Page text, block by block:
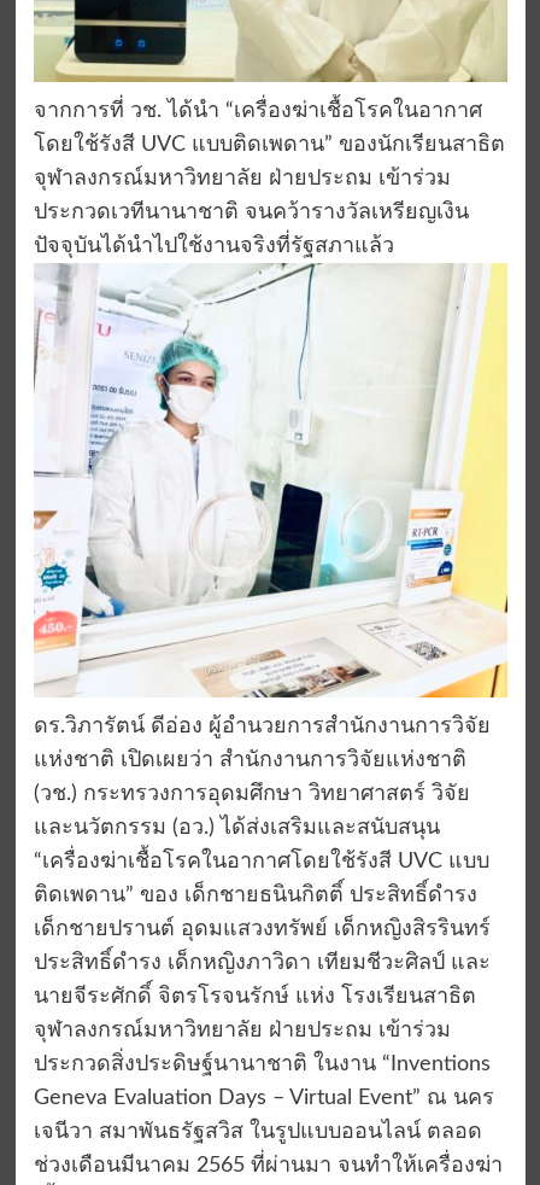
จากการที่ วช. ได้นำ “เครื่องฆ่าเชื้อโรคในอากาศ
โดยใช้รังสี UVC แบบติดเพดาน” ของนักเรียนสาธิต
จุฬาลงกรณ์มหาวิทยาลัย ฝ่ายประถม เข้าร่วม
ประกวดเวทีนานาชาติ จนคว้ารางวัลเหรียญเงิน
ปัจจุบันได้นำไปใช้งานจริงที่รัฐสภาแล้ว
ดร.วิภารัตน์ ดีอ่อง ผู้อำนวยการสำนักงานการวิจัย
แห่งชาติ เปิดเผยว่า สำนักงานการวิจัยแห่งชาติ
(วช.) กระทรวงการอุดมศึกษา วิทยาศาสตร์ วิจัย
และนวัตกรรม (อว.) ได้ส่งเสริมและสนับสนุน
“เครื่องฆ่าเชื้อโรคในอากาศโดยใช้รังสี UVC แบบ
ติดเพดาน” ของ เด็กชายธนินกิตติ์ ประสิทธิ์ดำรง
เด็กชายปรานต์ อุดมแสวงทรัพย์ เด็กหญิงสิรรินทร์
ประสิทธิ์ดำรง เด็กหญิงภาวิดา เทียมชีวะศิลป์ และ
นายจีระศักดิ์ จิตรโรจนรักษ์ แห่ง โรงเรียนสาธิต
จุฬาลงกรณ์มหาวิทยาลัย ฝ่ายประถม เข้าร่วม
ประกวดสิ่งประดิษฐ์นานาชาติ ในงาน “Inventions
Geneva Evaluation Days – Virtual Event” ณ นคร
เจนีวา สมาพันธรัฐสวิส ในรูปแบบออนไลน์ ตลอด
ช่วงเดือนมีนาคม 2565 ที่ผ่านมา จนทำให้เครื่องฆ่า